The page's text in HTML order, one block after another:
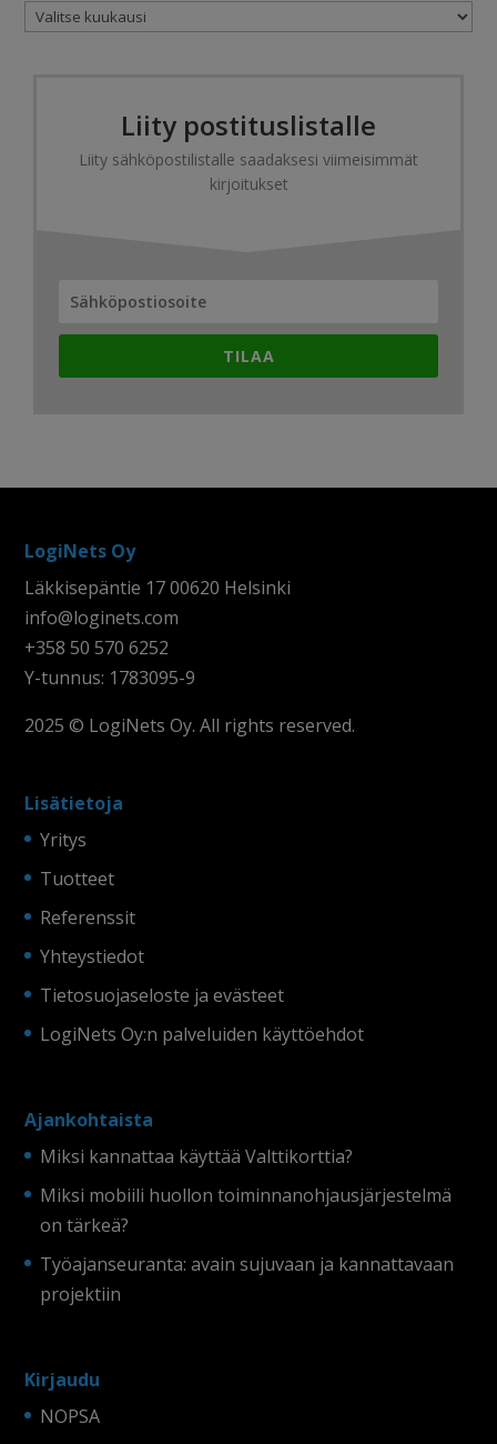
Arkistot
Liity postituslistalle
Liity sähköpostilistalle saadaksesi viimeisimmät
kirjoitukset
TILAA
LogiNets Oy
Läkkisepäntie 17 00620 Helsinki
info@loginets.com
+358 50 570 6252
Y-tunnus: 1783095-9
2025 © LogiNets Oy. All rights reserved.
Lisätietoja
Yritys
Tuotteet
Referenssit
Yhteystiedot
Tietosuojaseloste ja evästeet
LogiNets Oy:n palveluiden käyttöehdot
Ajankohtaista
Miksi kannattaa käyttää Valttikorttia?
Miksi mobiili huollon toiminnanohjausjärjestelmä
on tärkeä?
Työajanseuranta: avain sujuvaan ja kannattavaan
projektiin
Kirjaudu
NOPSA